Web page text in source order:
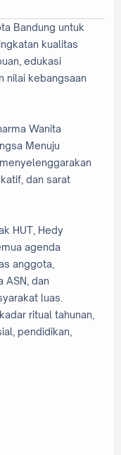
Bandung untuk
kualitas
edukasi
nilai kebangsaan
Wanita
Menuju
dan sarat
HUT, Hedy
agenda
anggota,
ASN, dan
luas.
ritual tahunan,
pendidikan,